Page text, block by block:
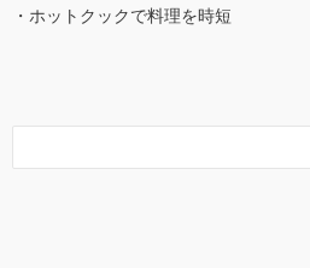
・ホットクックで料理を時短